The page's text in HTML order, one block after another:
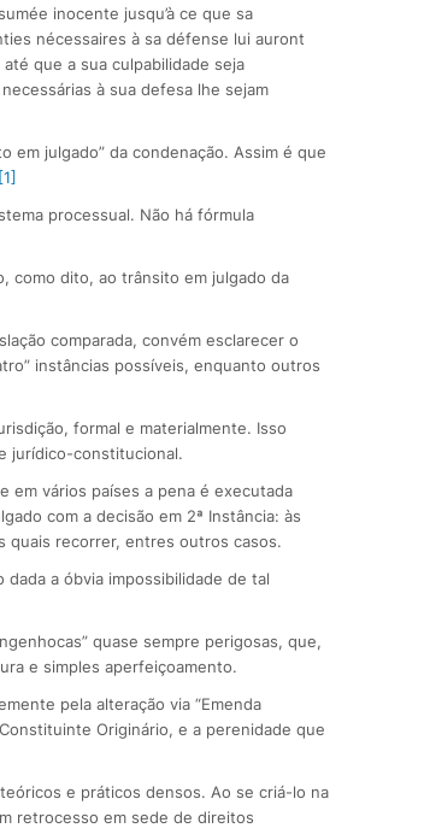
inocente jusqu’à ce que sa
nécessaires à sa défense lui auront
que a sua culpabilidade seja
à sua defesa lhe sejam
em julgado” da condenação. Assim é que
[1]
processual. Não há fórmula
como dito, ao trânsito em julgado da
comparada, convém esclarecer o
instâncias possíveis, enquanto outros
formal e materialmente. Isso
jurídico-constitucional.
em vários países a pena é executada
com a decisão em 2ª Instância: às
quais recorrer, entres outros casos.
a óbvia impossibilidade de tal
quase sempre perigosas, que,
e simples aperfeiçoamento.
pela alteração via “Emenda
Originário, e a perenidade que
e práticos densos. Ao se criá-lo na
retrocesso em sede de direitos